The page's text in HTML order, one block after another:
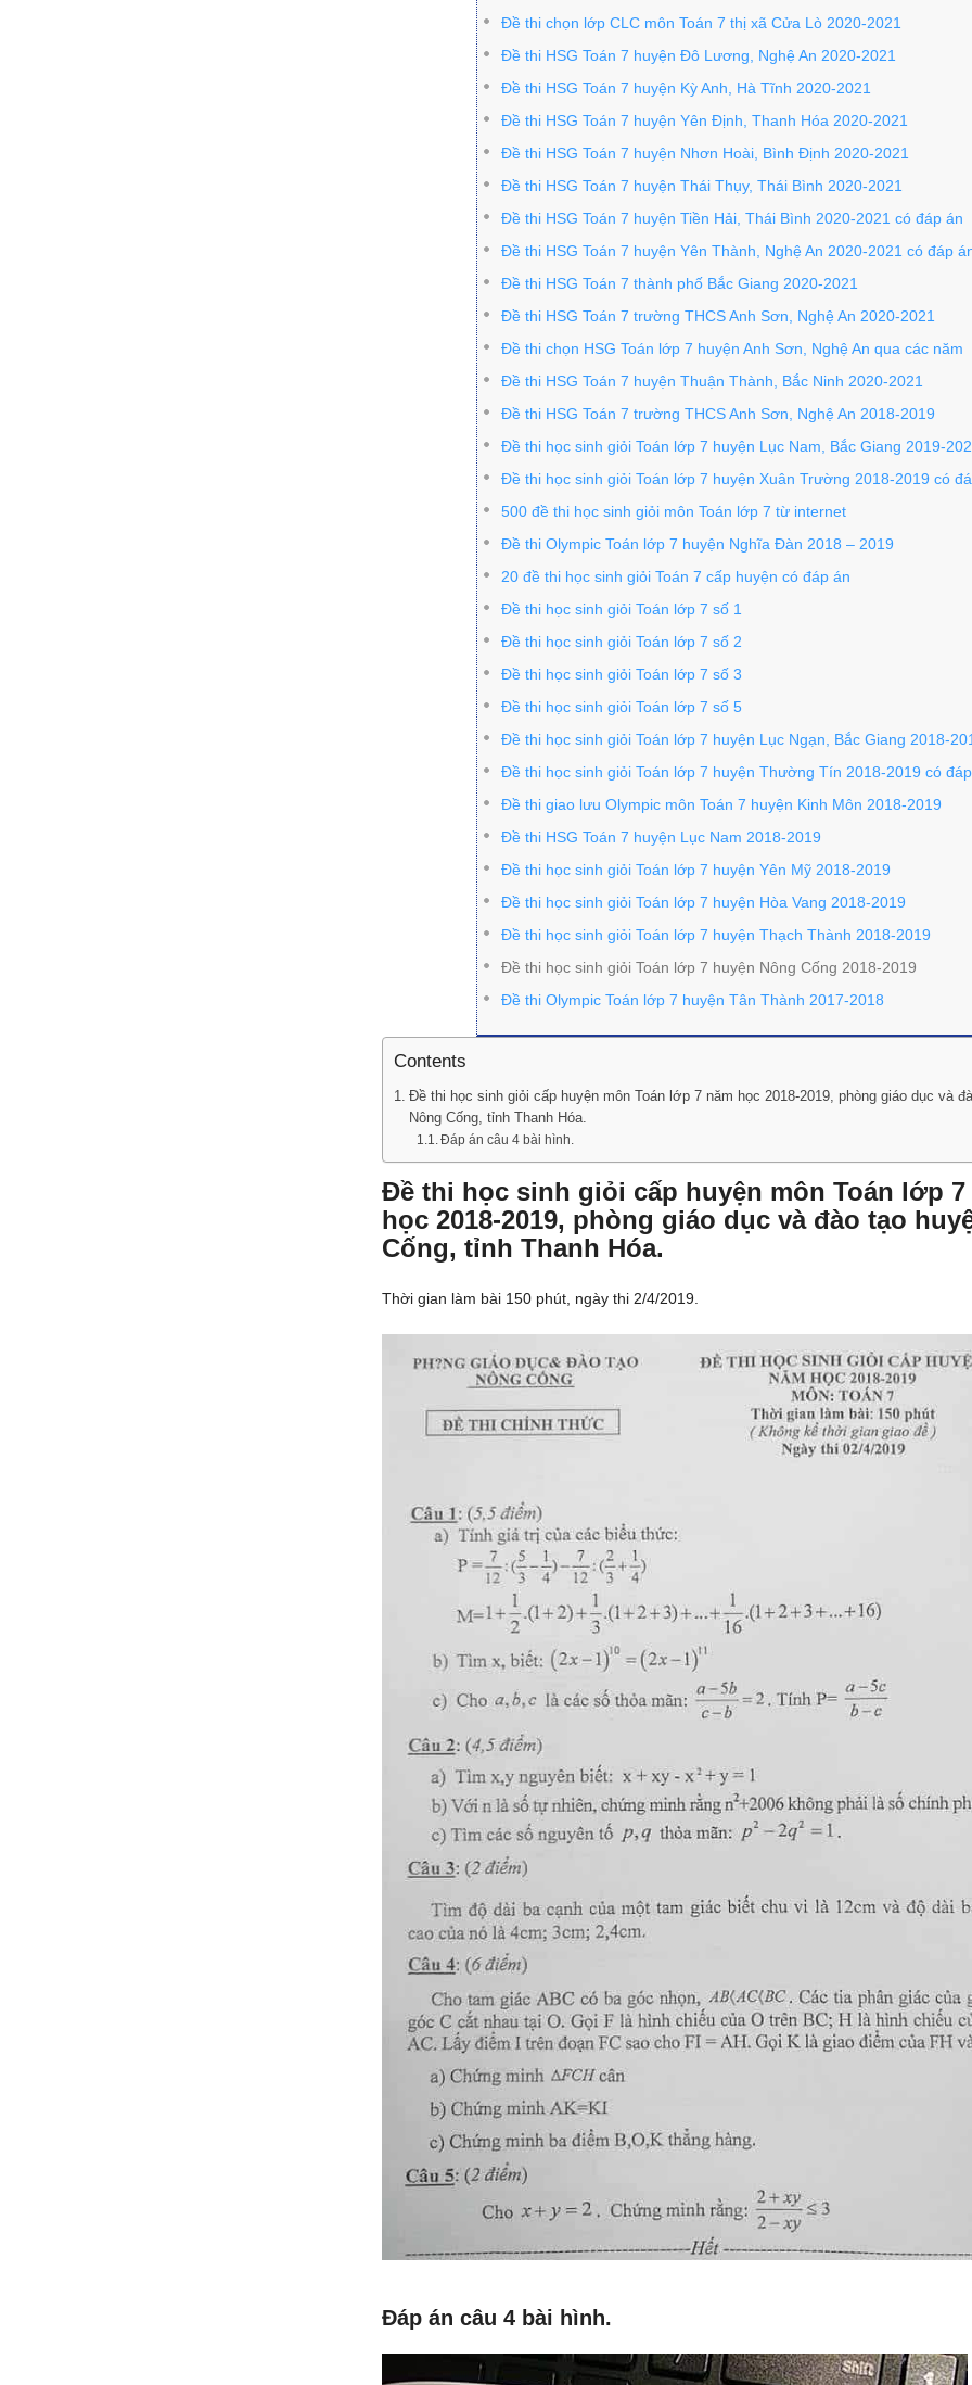
Đề thi chọn lớp CLC môn Toán 7 thị xã Cửa Lò 2020-2021
Đề thi HSG Toán 7 huyện Đô Lương, Nghệ An 2020-2021
Đề thi HSG Toán 7 huyện Kỳ Anh, Hà Tĩnh 2020-2021
Đề thi HSG Toán 7 huyện Yên Định, Thanh Hóa 2020-2021
Đề thi HSG Toán 7 huyện Nhơn Hoài, Bình Định 2020-2021
Đề thi HSG Toán 7 huyện Thái Thụy, Thái Bình 2020-2021
Đề thi HSG Toán 7 huyện Tiền Hải, Thái Bình 2020-2021 có đáp án
Đề thi HSG Toán 7 huyện Yên Thành, Nghệ An 2020-2021 có đáp
Đề thi HSG Toán 7 thành phố Bắc Giang 2020-2021
Đề thi HSG Toán 7 trường THCS Anh Sơn, Nghệ An 2020-2021
Đề thi chọn HSG Toán lớp 7 huyện Anh Sơn, Nghệ An qua các năm
Đề thi HSG Toán 7 huyện Thuận Thành, Bắc Ninh 2020-2021
Đề thi HSG Toán 7 trường THCS Anh Sơn, Nghệ An 2018-2019
Đề thi học sinh giỏi Toán lớp 7 huyện Lục Nam, Bắc Giang 2019-
Đề thi học sinh giỏi Toán lớp 7 huyện Xuân Trường 2018-2019 có
500 đề thi học sinh giỏi môn Toán lớp 7 từ internet
Đề thi Olympic Toán lớp 7 huyện Nghĩa Đàn 2018 – 2019
20 đề thi học sinh giỏi Toán 7 cấp huyện có đáp án
Đề thi học sinh giỏi Toán lớp 7 số 1
Đề thi học sinh giỏi Toán lớp 7 số 2
Đề thi học sinh giỏi Toán lớp 7 số 3
Đề thi học sinh giỏi Toán lớp 7 số 5
Đề thi học sinh giỏi Toán lớp 7 huyện Lục Ngạn, Bắc Giang 2018-
Đề thi học sinh giỏi Toán lớp 7 huyện Thường Tín 2018-2019 có
Đề thi giao lưu Olympic môn Toán 7 huyện Kinh Môn 2018-2019
Đề thi HSG Toán 7 huyện Lục Nam 2018-2019
Đề thi học sinh giỏi Toán lớp 7 huyện Yên Mỹ 2018-2019
Đề thi học sinh giỏi Toán lớp 7 huyện Hòa Vang 2018-2019
Đề thi học sinh giỏi Toán lớp 7 huyện Thạch Thành 2018-2019
Đề thi học sinh giỏi Toán lớp 7 huyện Nông Cống 2018-2019
Đề thi Olympic Toán lớp 7 huyện Tân Thành 2017-2018
Contents
Đề thi học sinh giỏi cấp huyện môn Toán lớp 7 năm học 2018-2019, phòng giáo dục và
Nông Cống, tỉnh Thanh Hóa.
Đáp án câu 4 bài hình.
Đề thi học sinh giỏi cấp huyện môn Toán lớp 7
học 2018-2019, phòng giáo dục và đào tạo
Cống, tỉnh Thanh Hóa.
Thời gian làm bài 150 phút, ngày thi 2/4/2019.
Đáp án câu 4 bài hình.